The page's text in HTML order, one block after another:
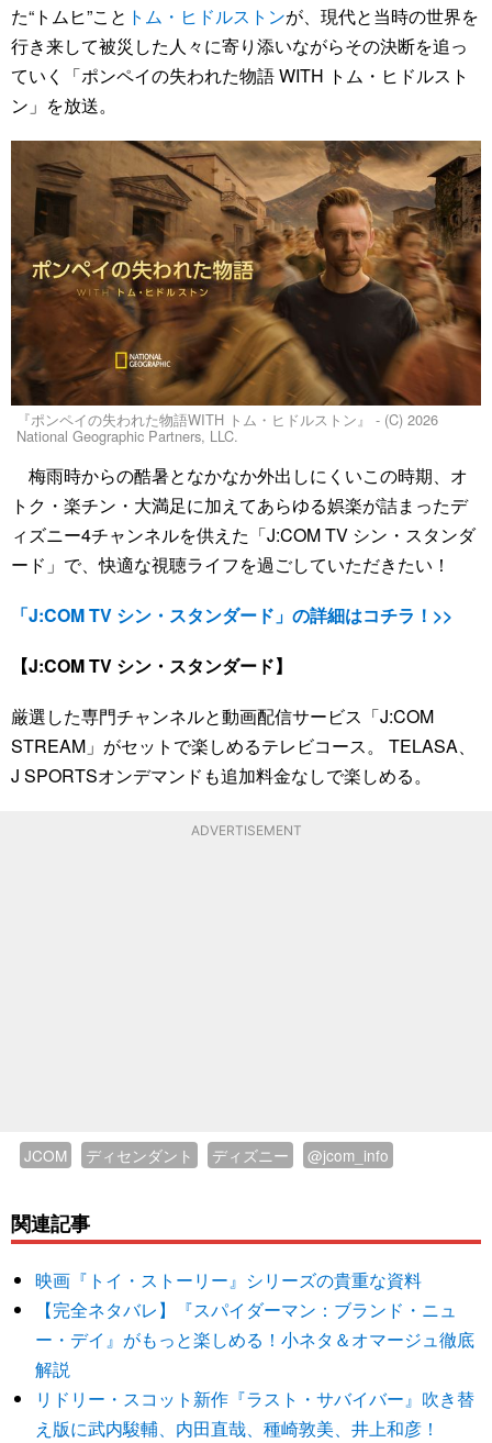
た“トムヒ”こと トム・ヒドルストンが、現代と当時の世界を
行き来して被災した人々に寄り添いながらその決断を追っ
ていく「ポンペイの失われた物語 WITH トム・ヒドルスト
ン」を放送。
『ポンペイの失われた物語WITH トム・ヒドルストン』 - (C) 2026
National Geographic Partners, LLC.
梅雨時からの酷暑となかなか外出しにくいこの時期、オ
トク・楽チン・大満足に加えてあらゆる娯楽が詰まったデ
ィズニー4チャンネルを供えた「J:COM TV シン・スタンダ
ード」で、快適な視聴ライフを過ごしていただきたい！
「J:COM TV シン・スタンダード」の詳細はコチラ！>>
【J:COM TV シン・スタンダード】
厳選した専門チャンネルと動画配信サービス「J:COM
STREAM」がセットで楽しめるテレビコース。 TELASA、
J SPORTSオンデマンドも追加料金なしで楽しめる。
ADVERTISEMENT
JCOM ディセンダント ディズニー @jcom_info
関連記事
映画『トイ・ストーリー』シリーズの貴重な資料
【完全ネタバレ】『スパイダーマン：ブランド・ニュ
ー・デイ』がもっと楽しめる！小ネタ＆オマージュ徹底
解説
リドリー・スコット新作『ラスト・サバイバー』吹き替
え版に武内駿輔、内田直哉、種崎敦美、井上和彦！